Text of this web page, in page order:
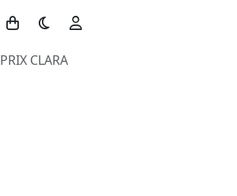
Toggle theme
PRIX CLARA